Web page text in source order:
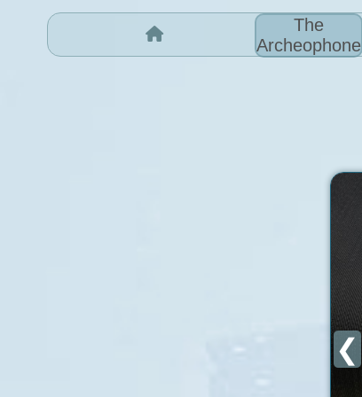
The
Archeophone
❮